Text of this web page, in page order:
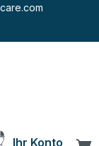
0 Produkte
Ihr Konto